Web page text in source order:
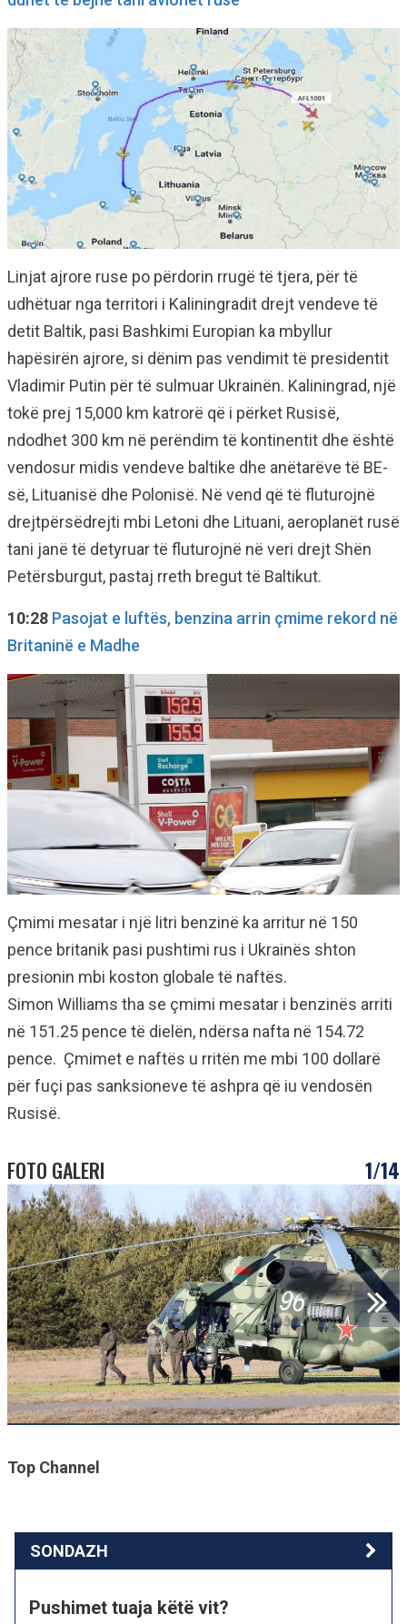
Linjat ajrore ruse po përdorin rrugë të tjera, për të
udhëtuar nga territori i Kaliningradit drejt vendeve të
detit Baltik, pasi Bashkimi Europian ka mbyllur
hapësirën ajrore, si dënim pas vendimit të presidentit
Vladimir Putin për të sulmuar Ukrainën. Kaliningrad, një
tokë prej 15,000 km katrorë që i përket Rusisë,
ndodhet 300 km në perëndim të kontinentit dhe është
vendosur midis vendeve baltike dhe anëtarëve të BE-
së, Lituanisë dhe Polonisë. Në vend që të fluturojnë
drejtpërsëdrejti mbi Letoni dhe Lituani, aeroplanët rusë
tani janë të detyruar të fluturojnë në veri drejt Shën
Petërsburgut, pastaj rreth bregut të Baltikut.
10:28 Pasojat e luftës, benzina arrin çmime rekord në
Britaninë e Madhe
Çmimi mesatar i një litri benzinë ka arritur në 150
pence britanik pasi pushtimi rus i Ukrainës shton
presionin mbi koston globale të naftës.
Simon Williams tha se çmimi mesatar i benzinës arriti
në 151.25 pence të dielën, ndërsa nafta në 154.72
pence. Çmimet e naftës u rritën me mbi 100 dollarë
për fuçi pas sanksioneve të ashpra që iu vendosën
Rusisë.
FOTO GALERI 1/14
Top Channel
SONDAZH
Pushimet tuaja këtë vit?